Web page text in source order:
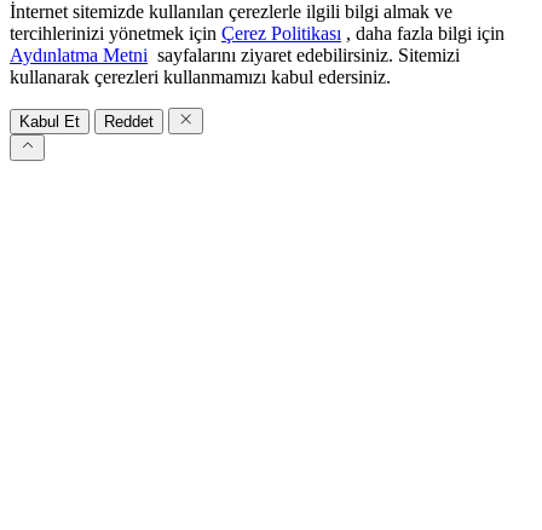
İnternet sitemizde kullanılan çerezlerle ilgili bilgi almak ve
tercihlerinizi yönetmek için Çerez Politikası , daha fazla bilgi için
Aydınlatma Metni sayfalarını ziyaret edebilirsiniz. Sitemizi
kullanarak çerezleri kullanmamızı kabul edersiniz.
Kabul Et Reddet